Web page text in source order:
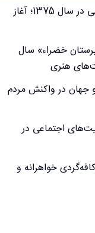
تصویر قدیمی مریلا زارعی در نقش دبیرستانی در سال 1375؛ آغاز
سریال «دبیرستان خضراء» سال
جهان در واکنش مردم
اجتماعی در
خواهرانه و